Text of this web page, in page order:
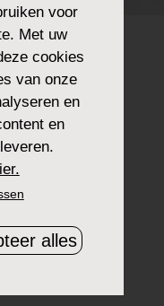
voor
Met uw
cookies
van onze
en
en
alles